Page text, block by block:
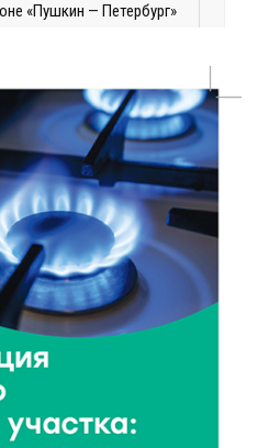
«Пушкин — Петербург»
в Твери отметили
направлением у
для ветеранов СВО:
СНТ в Твери